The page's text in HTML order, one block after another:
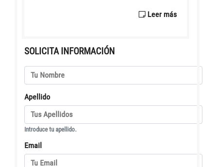
Leer más
SOLICITA INFORMACIÓN
Apellido
Introduce tu apellido.
Email